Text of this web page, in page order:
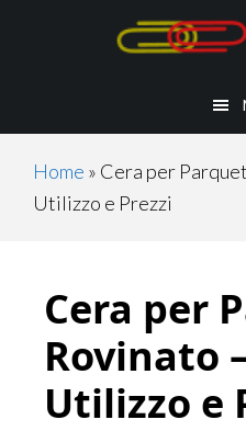
Home » Cera per
Utilizzo e Prezzi
Cera per
Rovinato
Utilizzo e